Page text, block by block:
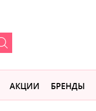
АКЦИИ БРЕНДЫ